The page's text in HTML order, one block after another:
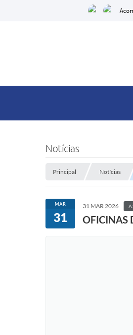
Notícias
Principal Notícias
MAR
31
31 MAR 2026
OFICINAS